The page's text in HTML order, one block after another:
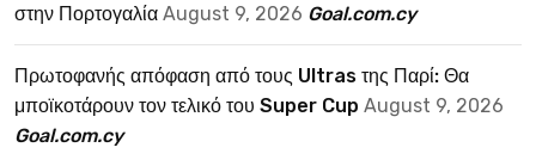
στην Πορτογαλία August 9, 2026 Goal.com.cy
Πρωτοφανής απόφαση από τους Ultras της Παρί: Θα
μποϊκοτάρουν τον τελικό του Super Cup August 9, 2026
Goal.com.cy